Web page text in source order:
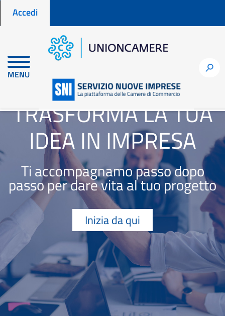
principale
Menu profilo utente
Accedi
MENU
h
TRASFORMA LA TUA
IDEA IN IMPRESA
Ti accompagnamo passo dopo
passo per dare vita al tuo progetto
Inizia da qui